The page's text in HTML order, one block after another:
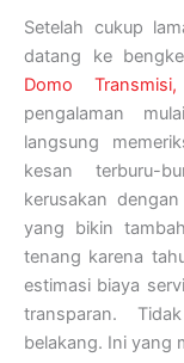
Setelah cukup
datang ke
Domo
pengalaman
langsung
kesan terburu-
kerusakan
yang bikin
tenang karena
estimasi biaya
transparan.
belakang. Ini yang